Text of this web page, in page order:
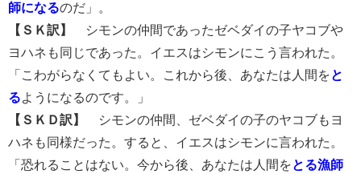
師になるのだ」。
【ＳＫ訳】
シモンの仲間であったゼベダイの子ヤコブや
ヨハネも同じであった。イエスはシモンにこう言われた。
「こわがらなくてもよい。これから後、あなたは人間を と
る ようになるのです。」
【ＳＫＤ訳】
シモンの仲間、ゼベダイの子のヤコブもヨ
ハネも同様だった。すると、イエスはシモンに言われた。
「恐れることはない。今から後、あなたは人間を とる漁師